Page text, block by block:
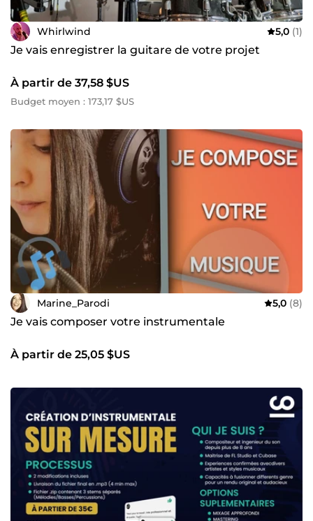
Whirlwind 5,0 (1)
Je vais enregistrer la guitare de votre projet
À partir de 37,58 $US
Budget moyen : 173,17 $US
Marine_Parodi 5,0 (8)
Je vais composer votre instrumentale
À partir de 25,05 $US